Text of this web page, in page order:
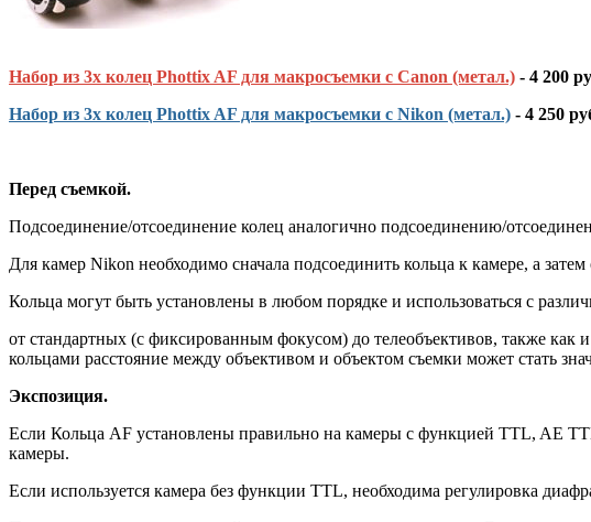
Набор из 3х колец Phottix AF для макросъемки c Canon (метал.) - 4 200
Набор из 3х колец Phottix AF для макросъемки c Nikon (метал.) - 4 250
Перед съемкой.
Подсоединение/отсоединение колец аналогично подсоединению/
Для камер Nikon необходимо сначала подсоединить кольца к камере, а
Кольца могут быть установлены в любом порядке и использоваться с
от стандартных (с фиксированным фокусом) до телеобъективов, также
кольцами расстояние между объективом и объектом съемки может стать
Экспозиция.
Если Кольца АF установлены правильно на камеры с функцией TTL, AE
камеры.
Если используется камера без функции TTL, необходима регулировка